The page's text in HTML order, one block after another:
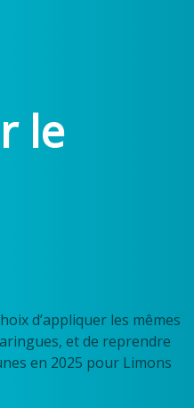
le
d’appliquer les mêmes
et de reprendre
en 2025 pour Limons